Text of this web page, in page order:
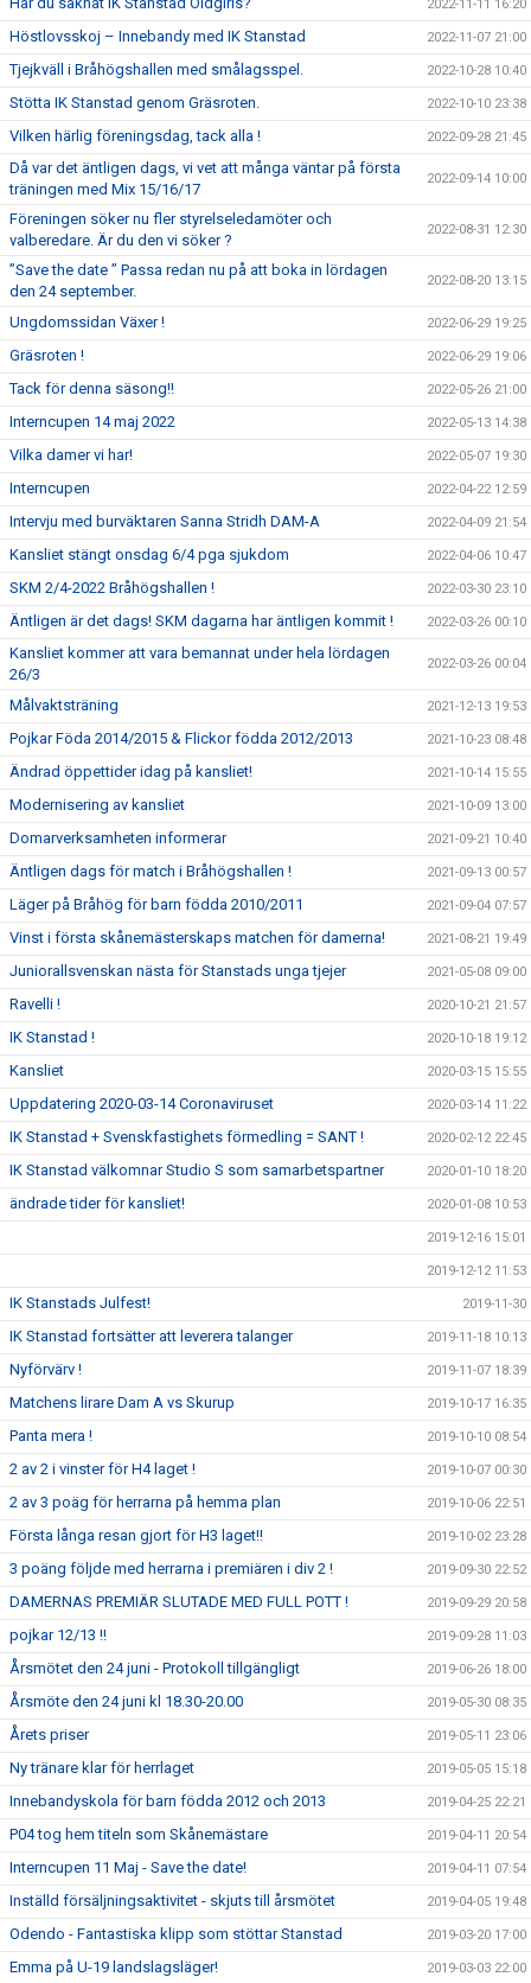
2022-11-11 16:20
Höstlovsskoj – Innebandy med IK Stanstad 2022-11-07 21:00
Tjejkväll i Bråhögshallen med smålagsspel. 2022-10-28 10:40
Stötta IK Stanstad genom Gräsroten. 2022-10-10 23:38
Vilken härlig föreningsdag, tack alla ! 2022-09-28 21:45
Då var det äntligen dags, vi vet att många väntar på första
träningen med Mix 15/16/17
2022-09-14 10:00
Föreningen söker nu fler styrelseledamöter och
valberedare. Är du den vi söker ?
2022-08-31 12:30
”Save the date ” Passa redan nu på att boka in lördagen
den 24 september.
2022-08-20 13:15
Ungdomssidan Växer ! 2022-06-29 19:25
Gräsroten ! 2022-06-29 19:06
Tack för denna säsong!! 2022-05-26 21:00
Interncupen 14 maj 2022 2022-05-13 14:38
Vilka damer vi har! 2022-05-07 19:30
Interncupen 2022-04-22 12:59
Intervju med burväktaren Sanna Stridh DAM-A 2022-04-09 21:54
Kansliet stängt onsdag 6/4 pga sjukdom 2022-04-06 10:47
SKM 2/4-2022 Bråhögshallen ! 2022-03-30 23:10
Äntligen är det dags! SKM dagarna har äntligen kommit ! 2022-03-26 00:10
Kansliet kommer att vara bemannat under hela lördagen
26/3
2022-03-26 00:04
Målvaktsträning 2021-12-13 19:53
Pojkar Föda 2014/2015 & Flickor födda 2012/2013 2021-10-23 08:48
Ändrad öppettider idag på kansliet! 2021-10-14 15:55
Modernisering av kansliet 2021-10-09 13:00
Domarverksamheten informerar 2021-09-21 10:40
Äntligen dags för match i Bråhögshallen ! 2021-09-13 00:57
Läger på Bråhög för barn födda 2010/2011 2021-09-04 07:57
Vinst i första skånemästerskaps matchen för damerna! 2021-08-21 19:49
Juniorallsvenskan nästa för Stanstads unga tjejer 2021-05-08 09:00
Ravelli ! 2020-10-21 21:57
IK Stanstad ! 2020-10-18 19:12
Kansliet 2020-03-15 15:55
Uppdatering 2020-03-14 Coronaviruset 2020-03-14 11:22
IK Stanstad + Svenskfastighets förmedling = SANT ! 2020-02-12 22:45
IK Stanstad välkomnar Studio S som samarbetspartner 2020-01-10 18:20
ändrade tider för kansliet! 2020-01-08 10:53
2019-12-16 15:01
2019-12-12 11:53
IK Stanstads Julfest! 2019-11-30
IK Stanstad fortsätter att leverera talanger 2019-11-18 10:13
Nyförvärv ! 2019-11-07 18:39
Matchens lirare Dam A vs Skurup 2019-10-17 16:35
Panta mera ! 2019-10-10 08:54
2 av 2 i vinster för H4 laget ! 2019-10-07 00:30
2 av 3 poäg för herrarna på hemma plan 2019-10-06 22:51
Första långa resan gjort för H3 laget!! 2019-10-02 23:28
3 poäng följde med herrarna i premiären i div 2 ! 2019-09-30 22:52
DAMERNAS PREMIÄR SLUTADE MED FULL POTT ! 2019-09-29 20:58
pojkar 12/13 !! 2019-09-28 11:03
Årsmötet den 24 juni - Protokoll tillgängligt 2019-06-26 18:00
Årsmöte den 24 juni kl 18.30-20.00 2019-05-30 08:35
Årets priser 2019-05-11 23:06
Ny tränare klar för herrlaget 2019-05-05 15:18
Innebandyskola för barn födda 2012 och 2013 2019-04-25 22:21
P04 tog hem titeln som Skånemästare 2019-04-11 20:54
Interncupen 11 Maj - Save the date! 2019-04-11 07:54
Inställd försäljningsaktivitet - skjuts till årsmötet 2019-04-05 19:48
Odendo - Fantastiska klipp som stöttar Stanstad 2019-03-20 17:00
Emma på U-19 landslagsläger! 2019-03-03 22:00